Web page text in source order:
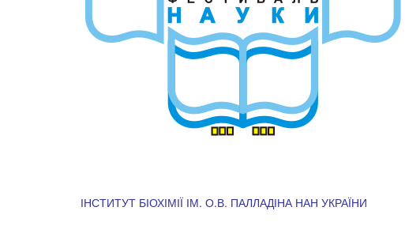
ІНСТИТУТ БІОХІМІЇ ІМ. О.В. ПАЛЛАДІНА НАН УКРАЇНИ